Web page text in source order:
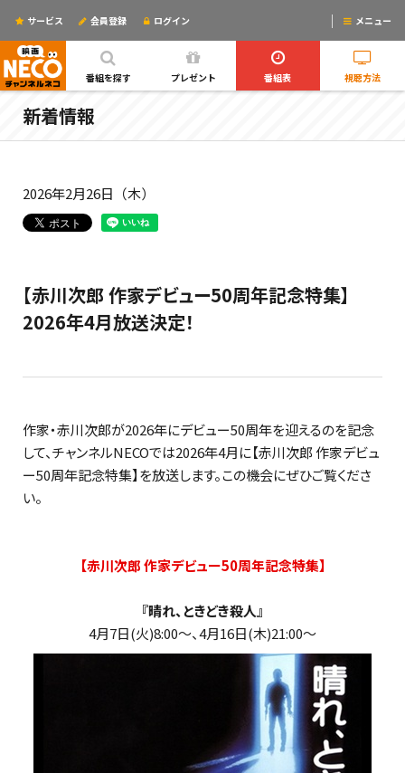
番組を探す プレゼント 番組表 視聴方法
サービス 会員登録 ログイン メニュー
ログインするとリマインドメールが使えるYO!
新着情報
2026年2月26日（木）
【赤川次郎 作家デビュー50周年記念特集】
2026年4月放送決定！
作家・赤川次郎が2026年にデビュー50周年を迎えるのを記念
して、チャンネルNECOでは2026年4月に【赤川次郎 作家デビュ
ー50周年記念特集】を放送します。この機会にぜひご覧くださ
い。
【赤川次郎 作家デビュー50周年記念特集】
『晴れ、ときどき殺人』
4月7日(火)8:00～、4月16日(木)21:00～